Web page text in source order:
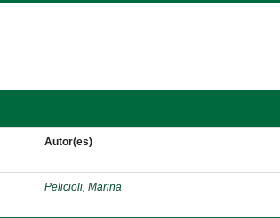
Autor(es)
Pelicioli, Marina